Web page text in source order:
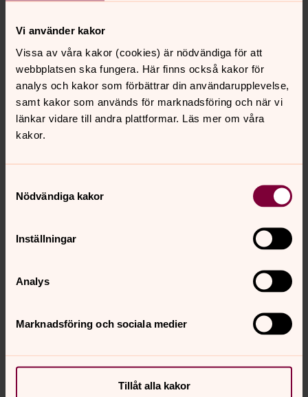
Vi använder kakor
Vissa av våra kakor (cookies) är nödvändiga för att
webbplatsen ska fungera. Här finns också kakor för
analys och kakor som förbättrar din användarupplevelse,
samt kakor som används för marknadsföring och när vi
länkar vidare till andra plattformar. Läs mer om våra
kakor.
Nödvändiga kakor
Inställningar
Analys
Marknadsföring och sociala medier
Tillåt alla kakor
Tove Tronsplass Pettersson
Mobil:073-701 31 94
Synpunkter eller frågor på sidans